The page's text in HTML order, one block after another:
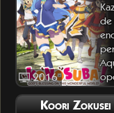
2016
de
Koori